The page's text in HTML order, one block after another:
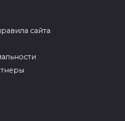
сайта